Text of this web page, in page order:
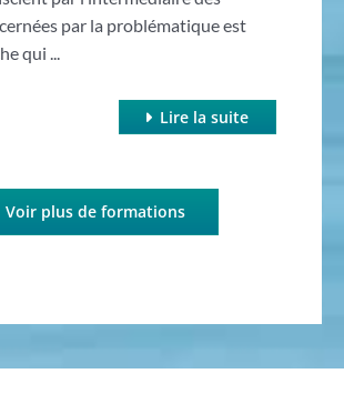
par la problématique est
qui ...
Lire la suite
Voir plus de formations